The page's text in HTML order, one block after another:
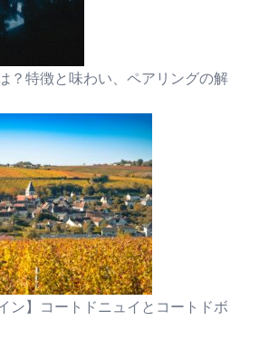
？特徴と味わい、ペアリングの解
ン】コートドニュイとコートドボ